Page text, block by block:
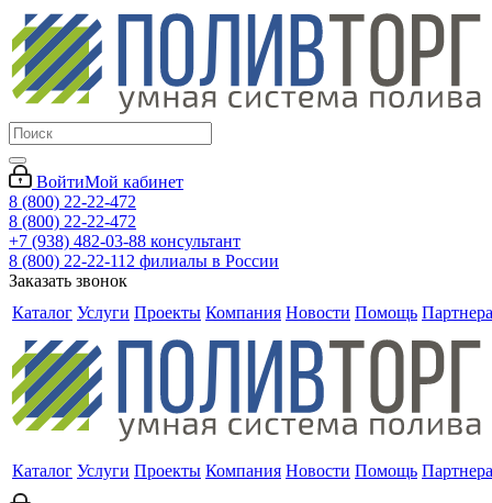
ВойтиМой кабинет
8 (800) 22-22-472
8 (800) 22-22-472
+7 (938) 482-03-88 консультант
8 (800) 22-22-112 филиалы в России
Заказать звонок
Каталог Услуги Проекты Компания Новости Помощь
Каталог Услуги Проекты Компания Новости Помощь